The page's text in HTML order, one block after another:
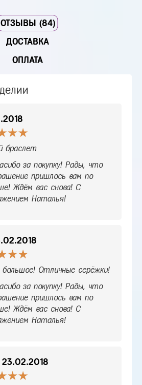
ОТЗЫВЫ (84)
ДОСТАВКА
ОПЛАТА
браслет
за покупку! Рады, что
пришлось вам по
Ждём вас снова! С
Наталья!
большое! Отличные серёжки!
за покупку! Рады, что
пришлось вам по
Ждём вас снова! С
Наталья!
23.02.2018